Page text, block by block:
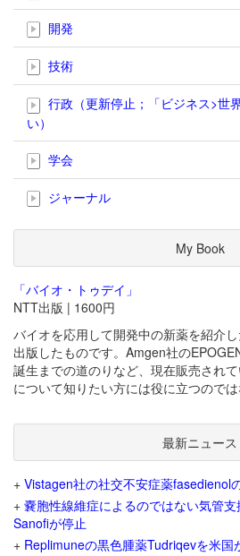
開発
技術
行政（更新停止；「ビジネス>世
い）
学会
ジャーナル
My Book
「バイオ・トゥデイ」
NTT出版 | 1600円
バイオを応用して開発中の新薬を紹介
出版したものです。Amgen社の
誕生までの道のりなど、現在販売され
について知りたい方には役に立つのでは
最新ニュース
+ Vistagen社の社交不安症薬fasedienol
+ 嚢胞性線維症によるのではない気管
Sanofiが停止
+ Replimuneの黒色腫薬Tudriqevを米国